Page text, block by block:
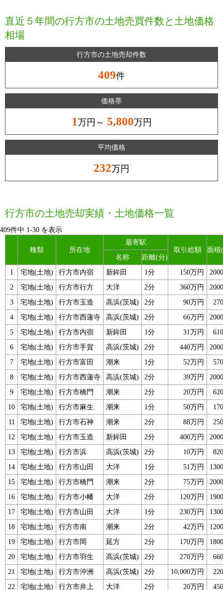
直近５年間の行方市の土地売買件数と土地価格
相場
行方市の土地売却件数
409件
価格帯
1万円～ 5,800万円
平均価格
232万円
行方市の土地売却実績・土地価格一覧
409件中 1-30 を表示
種類 所在地
最寄駅
取引総額
面積
名称
距離(分)
1
宅地(土地) 行方市内宿 新鉾田 1分 150万円
2
宅地(土地) 行方市行方 大洋 2分 360万円
3
宅地(土地) 行方市玉造 高浜(茨城) 2分 90万円
4
宅地(土地) 行方市西蓮寺 高浜(茨城) 2分 66万円
5
宅地(土地) 行方市内宿 新鉾田 1分 31万円
6
宅地(土地) 行方市手賀 高浜(茨城) 2分 440万円
7
宅地(土地) 行方市富田 潮来 1分 52万円
8
宅地(土地) 行方市西蓮寺 高浜(茨城) 2分 39万円
9
宅地(土地) 行方市橋門 潮来 2分 20万円
10
宅地(土地) 行方市麻生 潮来 1分 50万円
11
宅地(土地) 行方市石神 潮来 2分 88万円
12
宅地(土地) 行方市玉造 新鉾田 2分 400万円
13
宅地(土地) 行方市浜 高浜(茨城) 2分 10万円
14
宅地(土地) 行方市山田 大洋 1分 51万円
15
宅地(土地) 行方市橋門 潮来 2分 75万円
16
宅地(土地) 行方市小幡 大洋 2分 120万円
17
宅地(土地) 行方市山田 大洋 1分 230万円
18
宅地(土地) 行方市南 潮来 2分 42万円
19
宅地(土地) 行方市岡 延方 2分 170万円
20
宅地(土地) 行方市羽生 高浜(茨城) 2分 270万円
21
宅地(土地) 行方市沖洲 高浜(茨城) 2分 10,000万円
22
宅地(土地) 行方市井上 大洋 2分 20万円